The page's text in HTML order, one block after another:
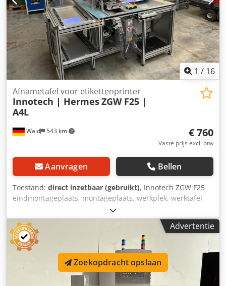
1 / 16
Wald 543 km
Afnametafel voor etikettenprinter
Innotech | HermesZGW F25 |
A4L
€ 760
Vaste prijs excl. btw
Aanvragen Bellen
Toestand: direct inzetbaar (gebruikt), Innotech ZGW F25
eindmontageplaats, montageplaats, werkplek, werktafel
Hermes A4L etikettenprinter Dedox Hwcispfx Akqekr UV-
licht Lamploep PC, monitor, toetsenbord U bent van harte
welkom om het object te bezichtigen. Wij kunnen
voordelige verzending voor u regelen! U ontvangt een
correcte factuur. Voor buitenlandse klanten kan ook een
nettofactuur worden opgesteld, op voorwaarde van een
geldig btw-identificatienummer. Tussentijdse verkoop
voorbehouden. Bezoek onze shop en bekijk ook onze
Advertentie
Zoekopdracht opslaan